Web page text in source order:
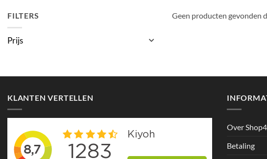
FILTERS
Prijs
Geen producten gevonden
KLANTEN VERTELLEN
Over
Betaling